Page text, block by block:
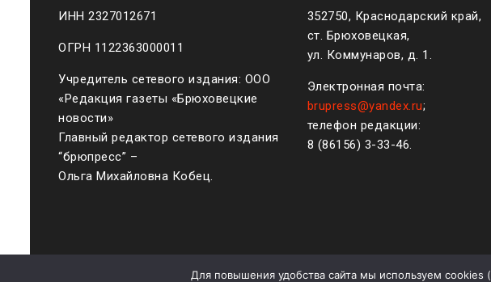
ИНН 2327012671
ОГРН 1122363000011
Учредитель сетевого издания: ООО
«Редакция газеты «Брюховецкие
новости»
Главный редактор сетевого издания
“брюпресс” –
Ольга Михайловна Кобец.
352750, Краснодарский край,
ст. Брюховецкая,
ул. Коммунаров, д. 1.
Электронная почта:
brupress@yandex.ru;
телефон редакции:
8 (861 56) 3-33-46.
Для повышения удобства сайта мы используем cookies (